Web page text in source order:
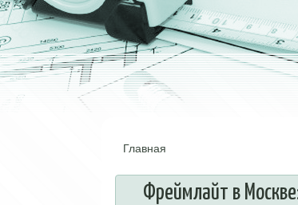
Главная
Фреймлайт в